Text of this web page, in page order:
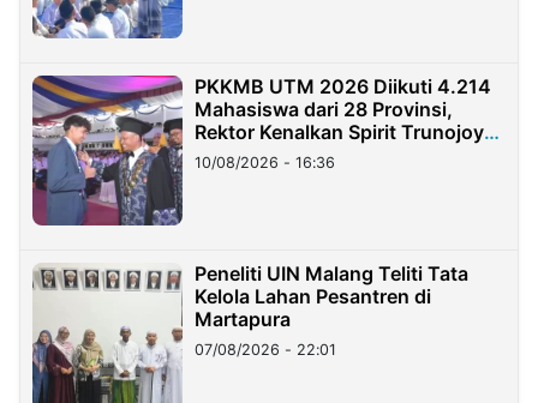
PKKMB UTM 2026 Diikuti 4.214
Mahasiswa dari 28 Provinsi,
Rektor Kenalkan Spirit Trunojoyo
Masa Kini
10/08/2026 - 16:36
Peneliti UIN Malang Teliti Tata
Kelola Lahan Pesantren di
Martapura
07/08/2026 - 22:01